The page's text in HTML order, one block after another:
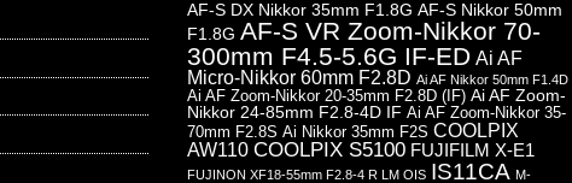
AF-S DX Nikkor 35mm F1.8G AF-S Nikkor 50mm
F1.8G AF-S VR Zoom-Nikkor 70-
300mm F4.5-5.6G IF-ED Ai AF
Micro-Nikkor 60mm F2.8D Ai AF Nikkor 50mm F1.4D
Ai AF Zoom-Nikkor 20-35mm F2.8D (IF) Ai AF Zoom-
Nikkor 24-85mm F2.8-4D IF Ai AF Zoom-Nikkor 35-
70mm F2.8S Ai Nikkor 35mm F2S COOLPIX
AW110 COOLPIX S5100 FUJIFILM X-E1
FUJINON XF18-55mm F2.8-4 R LM OIS IS11CA M-